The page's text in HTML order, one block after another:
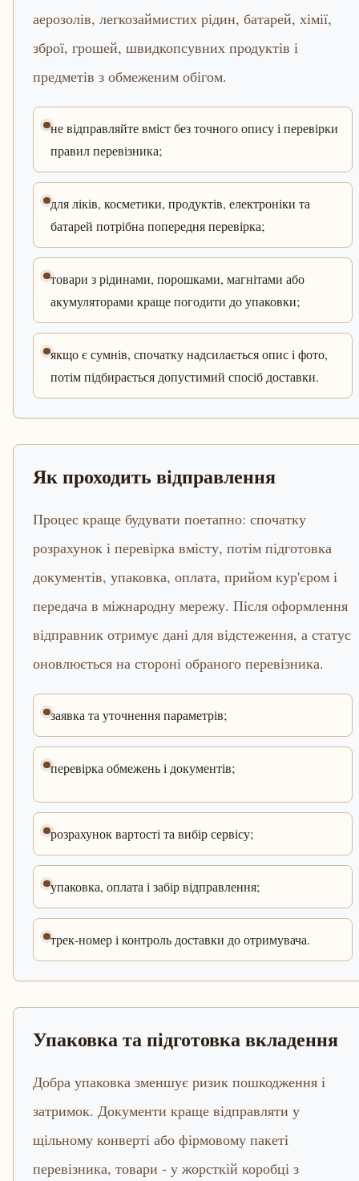
аерозолів, легкозаймистих рідин, батарей, хімії,
зброї, грошей, швидкопсувних продуктів і
предметів з обмеженим обігом.
не відправляйте вміст без точного опису і перевірки
правил перевізника;
для ліків, косметики, продуктів, електроніки та
батарей потрібна попередня перевірка;
товари з рідинами, порошками, магнітами або
акумуляторами краще погодити до упаковки;
якщо є сумнів, спочатку надсилається опис і фото,
потім підбирається допустимий спосіб доставки.
Як проходить відправлення
Процес краще будувати поетапно: спочатку
розрахунок і перевірка вмісту, потім підготовка
документів, упаковка, оплата, прийом кур'єром і
передача в міжнародну мережу. Після оформлення
відправник отримує дані для відстеження, а статус
оновлюється на стороні обраного перевізника.
заявка та уточнення параметрів;
перевірка обмежень і документів;
розрахунок вартості та вибір сервісу;
упаковка, оплата і забір відправлення;
трек-номер і контроль доставки до отримувача.
Упаковка та підготовка вкладення
Добра упаковка зменшує ризик пошкодження і
затримок. Документи краще відправляти у
щільному конверті або фірмовому пакеті
перевізника, товари - у жорсткій коробці з